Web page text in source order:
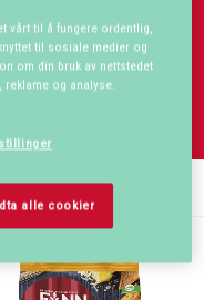
vårt til å fungere ordentlig,
til sosiale medier og
om din bruk av nettstedet
og analyse.
alle cookier